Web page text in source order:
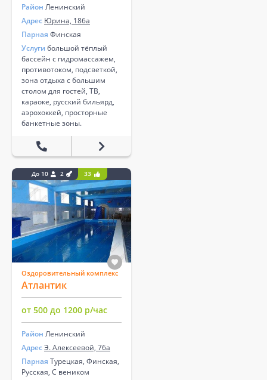
Район Ленинский
Адрес Юрина, 186а
Парная Финская
Услуги большой тёплый
бассейн с гидромассажем,
противотоком, подсветкой,
зона отдыха с большим
столом для гостей, ТВ,
караоке, русский бильярд,
аэрохоккей, просторные
банкетные зоны.
До 10 2 33
Оздоровительный комплекс
Атлантик
от 500 до 1200 р/час
Район Ленинский
АдресЭ. Алексеевой, 76а
Парная Турецкая, Финская,
Русская, С веником